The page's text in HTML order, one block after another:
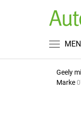
Geely
Marke